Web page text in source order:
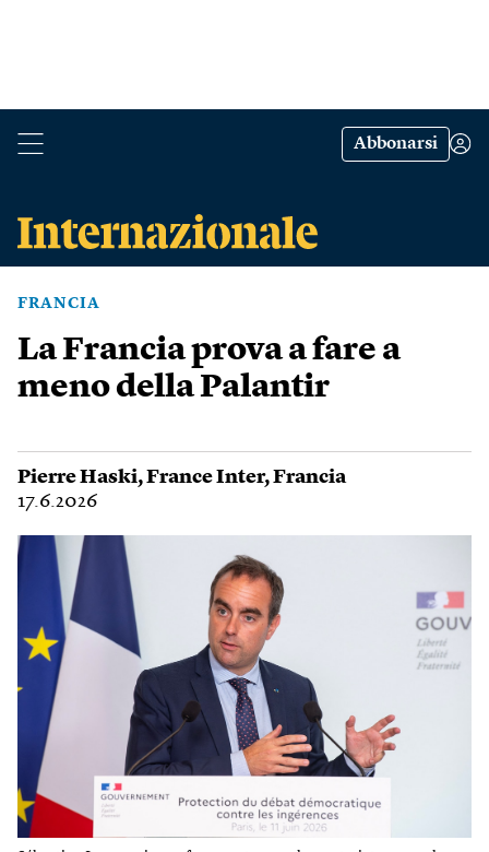
Abbonarsi
FRANCIA
La Francia prova a fare a
meno della Palantir
Pierre Haski,France Inter,Francia
17.6.2026